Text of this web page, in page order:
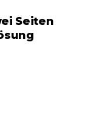
Seiten